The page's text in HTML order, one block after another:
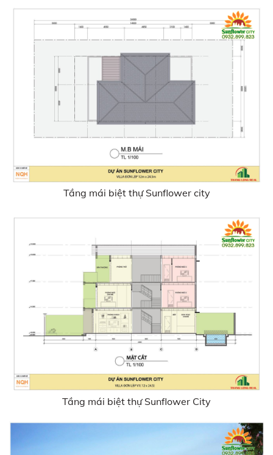
Tầng mái biệt thự Sunflower city
Tầng mái biệt thự Sunflower City